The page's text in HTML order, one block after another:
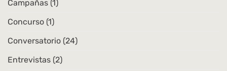
Campañas (1)
Concurso (1)
Conversatorio (24)
Entrevistas (2)